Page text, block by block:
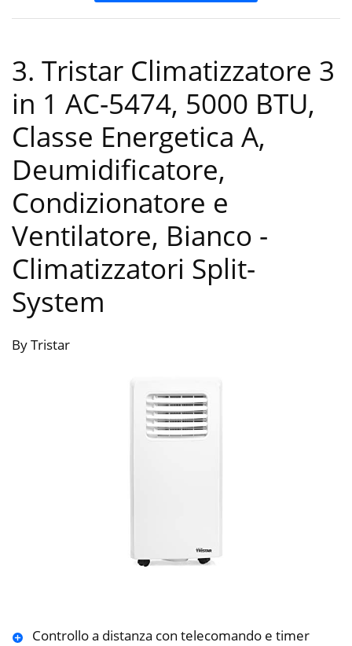
3. Tristar Climatizzatore 3
in 1 AC-5474, 5000 BTU,
Classe Energetica A,
Deumidificatore,
Condizionatore e
Ventilatore, Bianco -
Climatizzatori Split-
System
By Tristar
Controllo a distanza con telecomando e timer